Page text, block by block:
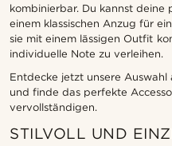
kombinierbar. Du kannst
einem klassischen Anzug für
sie mit einem lässigen Outfit
individuelle Note zu verleihen.
Entdecke jetzt unsere
und finde das perfekte
vervollständigen.
STILVOLL UND